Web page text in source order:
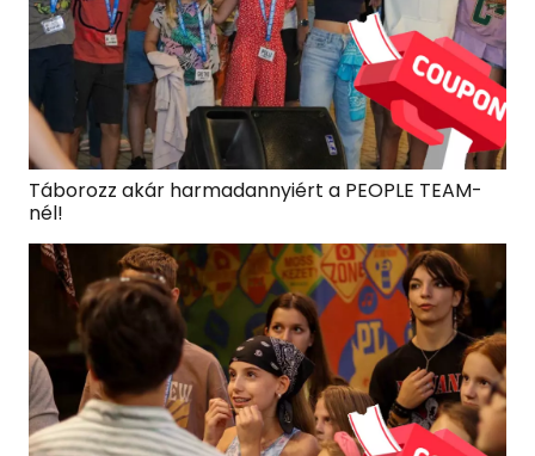
Táborozz akár harmadannyiért a PEOPLE TEAM-
nél!